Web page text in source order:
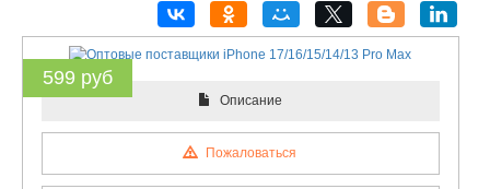
599 руб
Описание
Пожаловаться